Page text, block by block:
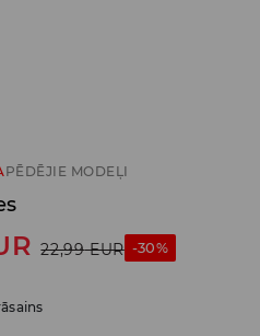
PĒDĒJIE MODEĻI
22,99 EUR -30%